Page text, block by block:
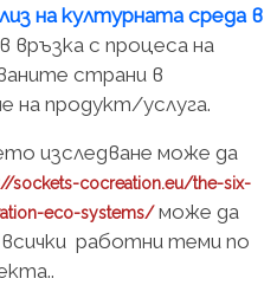
на културната среда в
връзка с процеса на
страни в
на продукт/услуга.
изследване може да
sockets-cocreation.eu/the-six-
eco-systems/ може да
работни теми по